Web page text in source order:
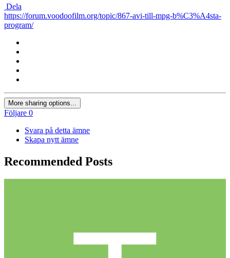
Dela
https://forum.voodoofilm.org/topic/867-avi-till-mpg-b%C3%A4sta-
program/
More sharing options...
Följare 0
Svara på detta ämne
Skapa nytt ämne
Recommended Posts